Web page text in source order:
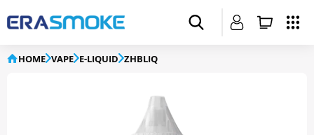
HOME VAPE E-LIQUID ZHBLIQ